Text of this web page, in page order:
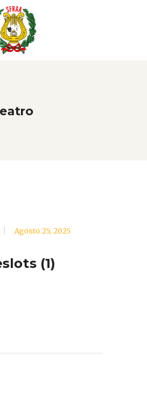
Agosto 25, 2025
(1)